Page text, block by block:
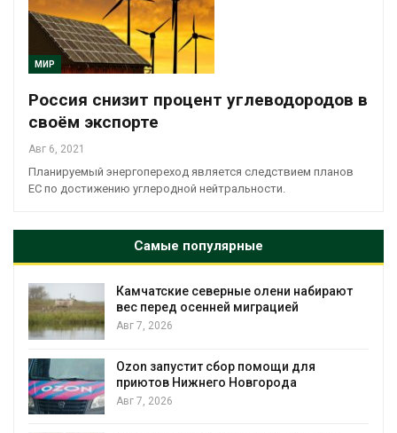
МИР
Россия снизит процент углеводородов в
своём экспорте
Авг 6, 2021
Планируемый энергопереход является следствием планов
ЕС по достижению углеродной нейтральности.
Самые популярные
Камчатские северные олени набирают
вес перед осенней миграцией
Авг 7, 2026
Ozon запустит сбор помощи для
приютов Нижнего Новгорода
Авг 7, 2026